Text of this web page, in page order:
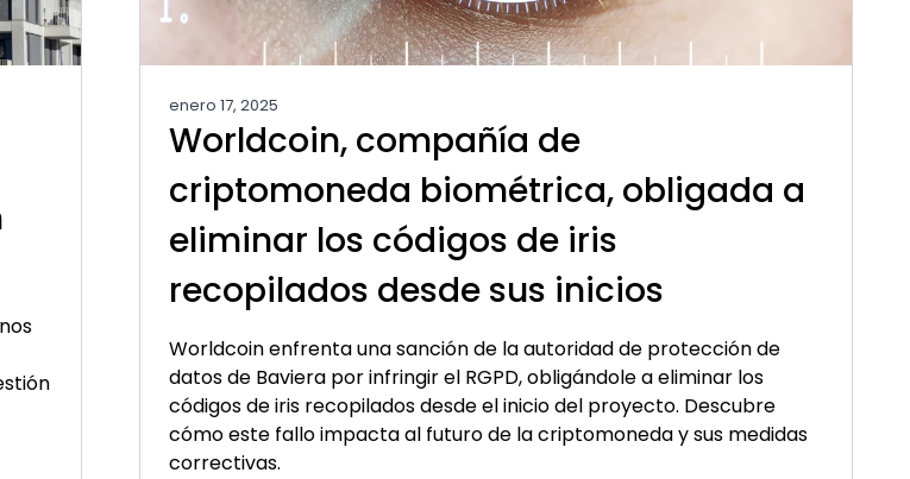
enero 17, 2025
Worldcoin, compañía de
criptomoneda biométrica, obligada a
eliminar los códigos de iris
recopilados desde sus inicios
Worldcoin enfrenta una sanción de la autoridad de protección de
datos de Baviera por infringir el RGPD, obligándole a eliminar los
códigos de iris recopilados desde el inicio del proyecto. Descubre
cómo este fallo impacta al futuro de la criptomoneda y sus medidas
correctivas.